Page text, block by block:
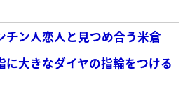
チン人恋人と見つめ合う米倉
に大きなダイヤの指輪をつける